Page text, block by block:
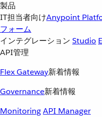
製品
IT担当者向けAnypoint
フォーム
インテグレーション Studio
API管理
Flex Gateway新着情報
Governance新着情報
MonitoringAPI Manager